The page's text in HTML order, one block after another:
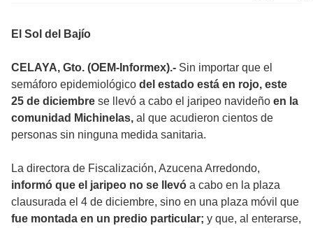
El Sol del Bajío
CELAYA, Gto. (OEM-Informex).- Sin importar que el
semáforo epidemiológico del estado está en rojo, este
25 de diciembre se llevó a cabo el jaripeo navideño en la
comunidad Michinelas, al que acudieron cientos de
personas sin ninguna medida sanitaria.
La directora de Fiscalización, Azucena Arredondo,
informó que el jaripeo no se llevó a cabo en la plaza
clausurada el 4 de diciembre, sino en una plaza móvil que
fue montada en un predio particular; y que, al enterarse,